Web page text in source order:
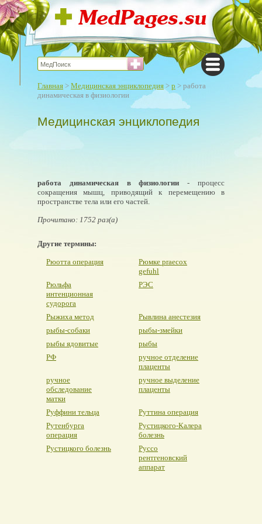
Главная > Медицинская энциклопедия > р > работа
динамическая в физиологии
Медицинская энциклопедия
работа динамическая в физиологии - процесс
сокращения мышц, приводящий к перемещению в
пространстве тела или его частей.
Прочитано: 1752 раз(а)
Другие термины:
Рюотта операция
Рюмке praecox
gefuhl
Рюльфа
интенционная
судорога
РЭС
Рыжиха метод
Рывлина анестезия
рыбы-собаки
рыбы-змейки
рыбы ядовитые
рыбы
РФ
ручное отделение
плаценты
ручное
обследование
матки
ручное выделение
плаценты
Руффини тельца
Руттина операция
Рутенбурга
операция
Рустицкого-Калера
болезнь
Рустицкого болезнь
Руссо
рентгеновский
аппарат